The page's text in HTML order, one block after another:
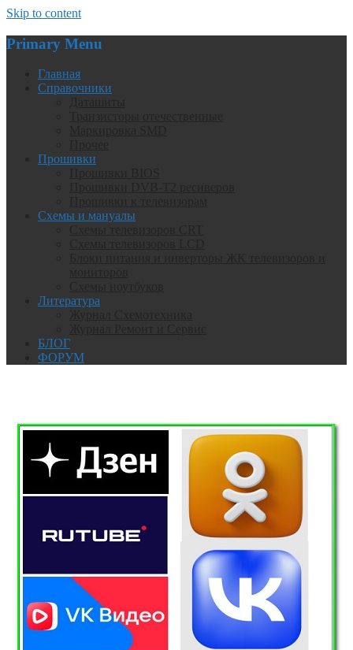
Skip to content
Primary Menu
Главная
Справочники
Прошивки
Схемы и мануалы
Литература
БЛОГ
ФОРУМ